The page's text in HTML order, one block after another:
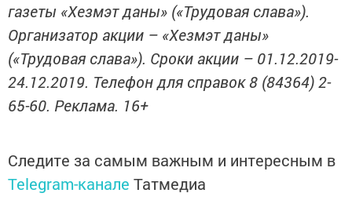
газеты «Хезмэт даны» («Трудовая слава»).
Организатор акции – «Хезмэт даны»
(«Трудовая слава»). Сроки акции – 01.12.2019-
24.12.2019. Телефон для справок 8 (84364) 2-
65-60. Реклама. 16+
Следите за самым важным и интересным в
Telegram-канале Татмедиа